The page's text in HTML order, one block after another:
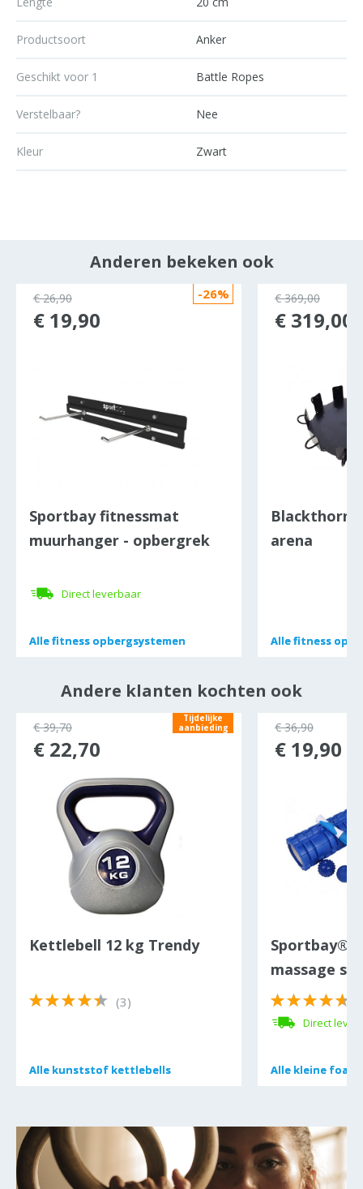
Productsoort Anker
Geschikt voor 1 Battle Ropes
Verstelbaar? Nee
Kleur Zwart
Anderen bekeken ook
-26%
Sportbay fitnessmat
muurhanger - opbergrek
Direct leverbaar
Allefitness opbergsystemen
Allefitness opbergsystemen
€ 26,90
€ 19,90
Blackthorn
arena
Allefitness
Allefitness
€ 369,00
€ 319,00
Andere klanten kochten ook
Tijdelijke
aanbieding
Kettlebell 12 kg Trendy
(3)
Alle kunststof kettlebells
Alle kunststof kettlebells
€ 39,70
€ 22,70
Sportbay®
massage
Direct
Alle kleine
Alle kleine
€ 36,90
€ 19,90